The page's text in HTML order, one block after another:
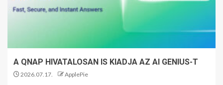
A QNAP HIVATALOSAN IS KIADJA AZ AI GENIUS-T
2026.07.17. ApplePie